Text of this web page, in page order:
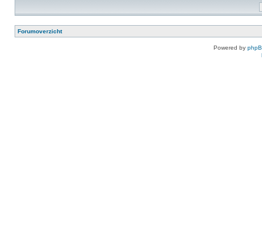
Forumoverzicht
Powered by